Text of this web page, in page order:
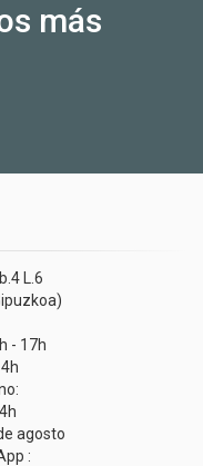
más
L.6
- 17h
agosto
: